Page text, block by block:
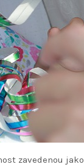
zavedenou